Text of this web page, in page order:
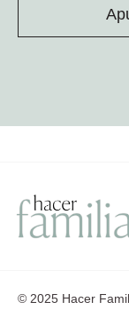
© 2025 Hacer